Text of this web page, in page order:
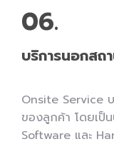
06.
บริการนอกสถ
Onsite Service
ของลูกค้า โดยเป็
Software และ